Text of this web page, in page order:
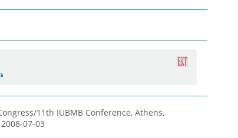
11th IUBMB Conference, Athens,
07-03